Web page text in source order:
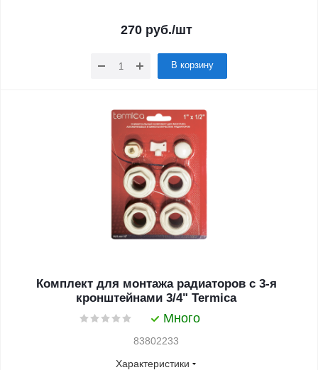
270 руб./шт
В корзину
Комплект для монтажа радиаторов с 3-я
кронштейнами 3/4" Termica
Много
83802233
Характеристики